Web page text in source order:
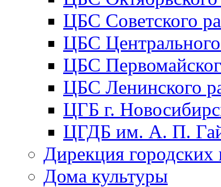
ЦБС Советского
ЦБС
ЦБС
ЦБС Ленинского
ЦГБ г.
ЦГДБ им. А. П.
Дирекция городских
Дома культуры